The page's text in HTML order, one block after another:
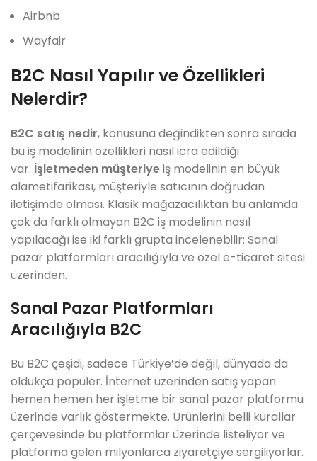
Airbnb
Wayfair
B2C Nasıl Yapılır ve Özellikleri
Nelerdir?
B2C satış nedir, konusuna değindikten sonra sırada
bu iş modelinin özellikleri nasıl icra edildiği
var. İşletmeden müşteriyeiş modelinin en büyük
alametifarikası, müşteriyle satıcının doğrudan
iletişimde olması. Klasik mağazacılıktan bu anlamda
çok da farklı olmayan B2C iş modelinin nasıl
yapılacağı ise iki farklı grupta incelenebilir: Sanal
pazar platformları aracılığıyla ve özel e-ticaret sitesi
üzerinden.
Sanal Pazar Platformları
Aracılığıyla B2C
Bu B2C çeşidi, sadece Türkiye’de değil, dünyada da
oldukça popüler. İnternet üzerinden satış yapan
hemen hemen her işletme bir sanal pazar platformu
üzerinde varlık göstermekte. Ürünlerini belli kurallar
çerçevesinde bu platformlar üzerinde listeliyor ve
platforma gelen milyonlarca ziyaretçiye sergiliyorlar.